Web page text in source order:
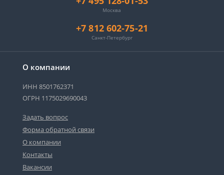
О компании
ИНН 8501762371
ОГРН 1175029690043
Задать вопрос
Форма обратной связи
О компании
Контакты
Вакансии
Москва
+7 812 602-75-21
Санкт-Петербург
Сергей - юрист-консультант